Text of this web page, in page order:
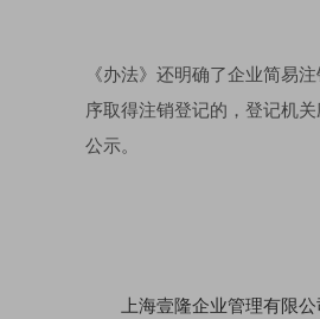
《办法》还明确了企业简易
序取得注销登记的，登记机
公示。
上海壹隆企业管理有限公